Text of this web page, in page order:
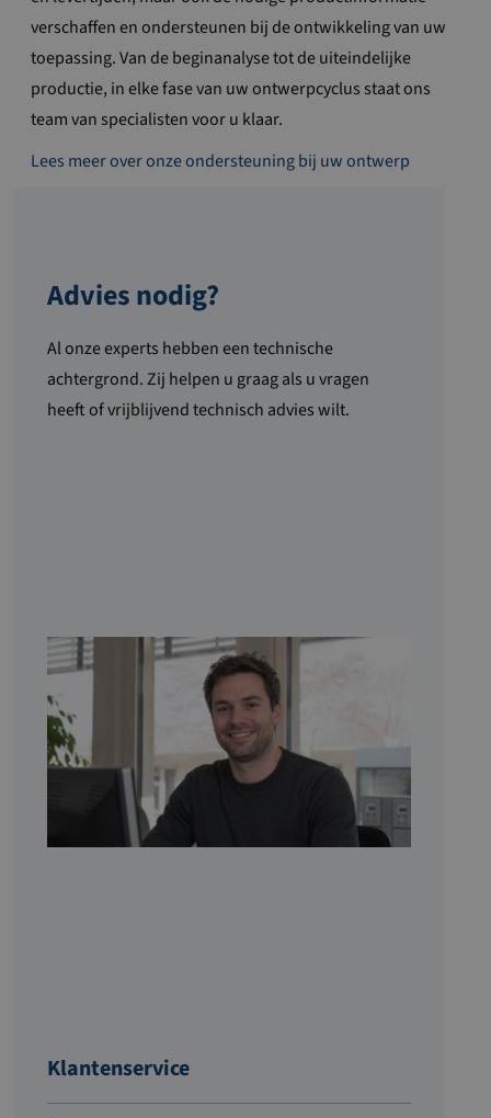
verschaffen en ondersteunen bij de ontwikkeling van uw
toepassing. Van de beginanalyse tot de uiteindelijke
productie, in elke fase van uw ontwerpcyclus staat ons
team van specialisten voor u klaar.
Lees meer over onze ondersteuning bij uw ontwerp
Advies nodig?
Al onze experts hebben een technische
achtergrond. Zij helpen u graag als u vragen
heeft of vrijblijvend technisch advies wilt.
Klantenservice